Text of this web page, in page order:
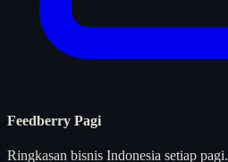
Feedberry Pagi
Ringkasan bisnis Indonesia setiap pagi.